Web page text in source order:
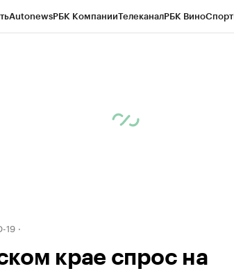
AutonewsРБК КомпанииТелеканалРБК ВиноСпорт
19
крае спрос на